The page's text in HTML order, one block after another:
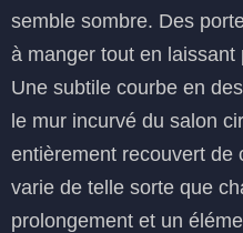
semble sombre. Des
à manger tout en
Une subtile courbe en
le mur incurvé du salon
entièrement recouvert de
varie de telle sorte que
prolongement et un